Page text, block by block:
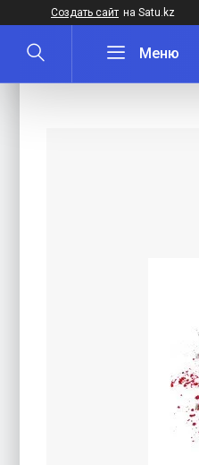
Создать сайт на Satu.kz
Пигмент